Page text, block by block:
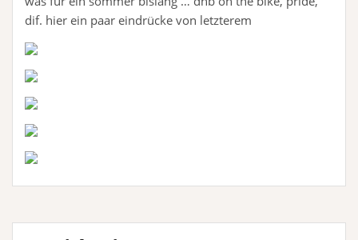
dif. hier ein paar eindrücke von letzterem